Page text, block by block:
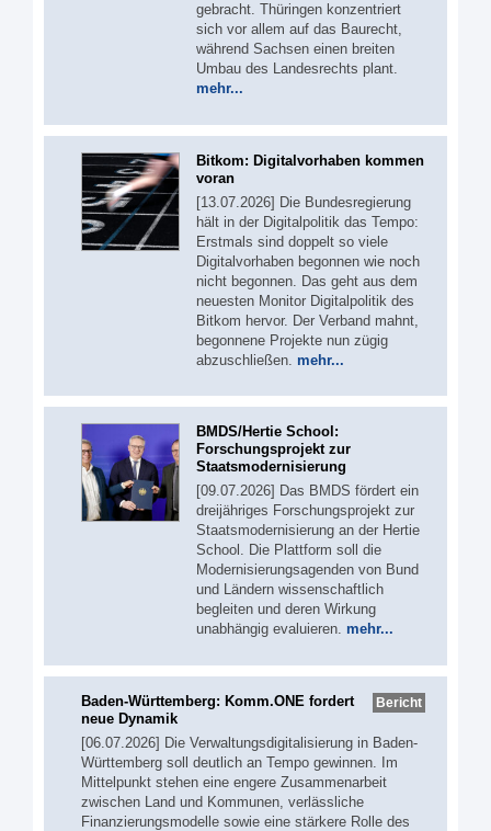
gebracht. Thüringen konzentriert
sich vor allem auf das Baurecht,
während Sachsen einen breiten
Umbau des Landesrechts plant.
mehr...
Bitkom: Digitalvorhaben kommen
voran
[13.07.2026] Die Bundesregierung
hält in der Digitalpolitik das Tempo:
Erstmals sind doppelt so viele
Digitalvorhaben begonnen wie noch
nicht begonnen. Das geht aus dem
neuesten Monitor Digitalpolitik des
Bitkom hervor. Der Verband mahnt,
begonnene Projekte nun zügig
abzuschließen. mehr...
BMDS/Hertie School:
Forschungsprojekt zur
Staatsmodernisierung
[09.07.2026] Das BMDS fördert ein
dreijähriges Forschungsprojekt zur
Staatsmodernisierung an der Hertie
School. Die Plattform soll die
Modernisierungsagenden von Bund
und Ländern wissenschaftlich
begleiten und deren Wirkung
unabhängig evaluieren. mehr...
Bericht
Baden-Württemberg: Komm.ONE fordert
neue Dynamik
[06.07.2026] Die Verwaltungsdigitalisierung in Baden-
Württemberg soll deutlich an Tempo gewinnen. Im
Mittelpunkt stehen eine engere Zusammenarbeit
zwischen Land und Kommunen, verlässliche
Finanzierungsmodelle sowie eine stärkere Rolle des